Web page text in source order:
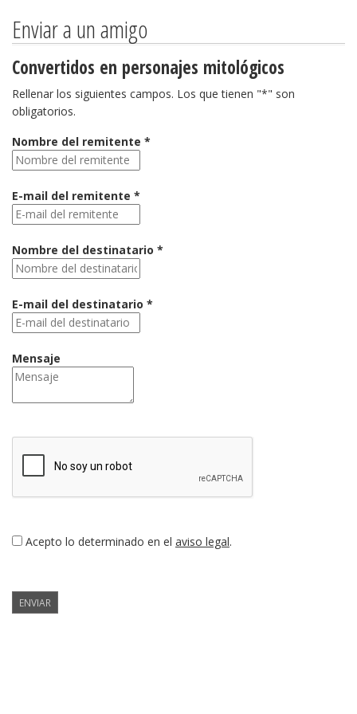
Enviar a un amigo
Convertidos en personajes mitológicos
Rellenar los siguientes campos. Los que tienen "*" son
obligatorios.
Nombre del remitente *
E-mail del remitente *
Nombre del destinatario *
E-mail del destinatario *
Mensaje
Acepto lo determinado en el aviso legal.
ENVIAR